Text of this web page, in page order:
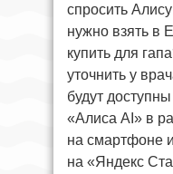
спросить
нужно взять в
купить для
уточнить у
будут
«Алиса AI» в
на смартфоне
на «Яндекс